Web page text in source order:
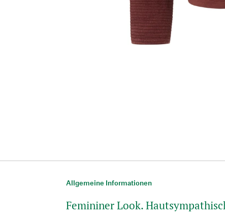
Allgemeine Informationen
Femininer Look.